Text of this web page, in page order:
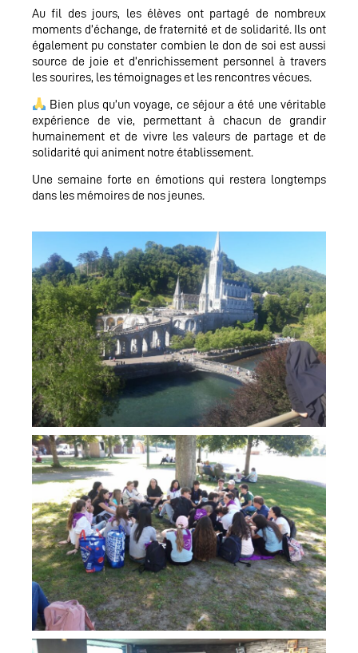
Au fil des jours, les élèves ont partagé de nombreux
moments d’échange, de fraternité et de solidarité. Ils ont
également pu constater combien le don de soi est aussi
source de joie et d’enrichissement personnel à travers
les sourires, les témoignages et les rencontres vécues.
Bien plus qu’un voyage, ce séjour a été une véritable
expérience de vie, permettant à chacun de grandir
humainement et de vivre les valeurs de partage et de
solidarité qui animent notre établissement.
Une semaine forte en émotions qui restera longtemps
dans les mémoires de nos jeunes.